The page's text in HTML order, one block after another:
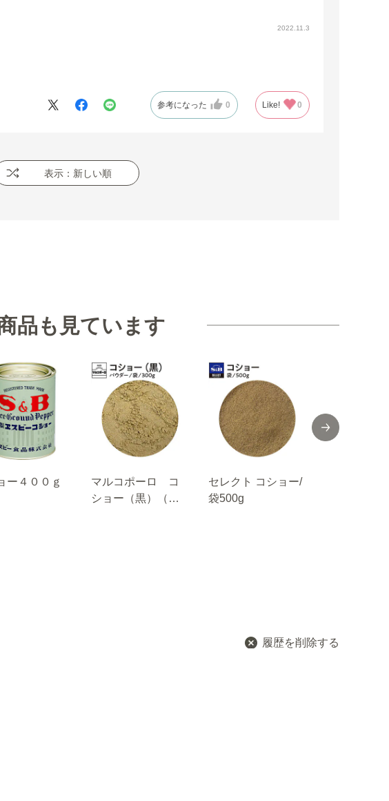
2022.11.3
参考になった 0 Like! 0
表示：新しい順
品も見ています
ー４００ｇ
マルコポーロ コ
ショー（黒）（パ
セレクト コショー/
袋500g
履歴を削除する